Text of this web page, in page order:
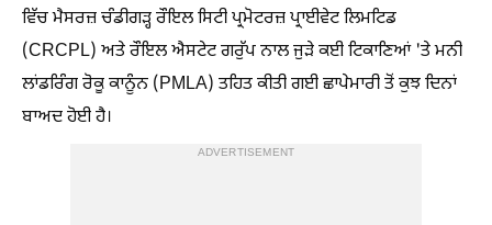
ਵਿੱਚ ਮੈਸਰਜ਼ ਚੰਡੀਗੜ੍ਹ ਰੌਇਲ ਸਿਟੀ ਪ੍ਰਮੋਟਰਜ਼ ਪ੍ਰਾਈਵੇਟ ਲਿਮਟਿਡ
(CRCPL) ਅਤੇ ਰੌਇਲ ਐਸਟੇਟ ਗਰੁੱਪ ਨਾਲ ਜੁੜੇ ਕਈ ਟਿਕਾਣਿਆਂ 'ਤੇ ਮਨੀ
ਲਾਂਡਰਿੰਗ ਰੋਕੂ ਕਾਨੂੰਨ (PMLA) ਤਹਿਤ ਕੀਤੀ ਗਈ ਛਾਪੇਮਾਰੀ ਤੋਂ ਕੁਝ ਦਿਨਾਂ
ਬਾਅਦ ਹੋਈ ਹੈ।
ADVERTISEMENT